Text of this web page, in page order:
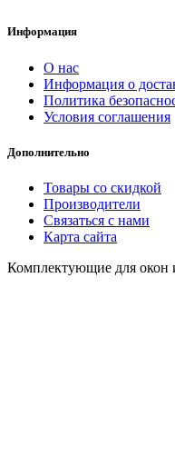
Информация
О нас
Информация о
Политика
Условия соглашения
Дополнительно
Товары со скидкой
Производители
Связаться с нами
Карта сайта
Комплектующие для окон